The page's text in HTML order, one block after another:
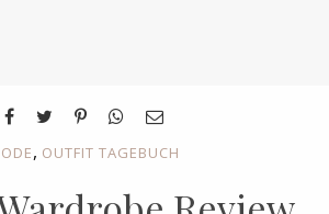
, OUTFIT TAGEBUCH